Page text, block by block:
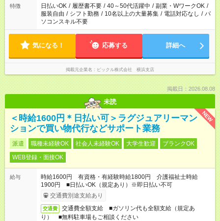
特徴 日払いOK / 履歴書不要 / 40～50代活躍中 / 副業・WワークOK /
服装自由 / シフト勤務 / 10名以上の大量募集 / 電話対応なし / パ
ソコンスキル不要
気になる！ 応募する 詳細へ
掲載元企業名 ピックル株式会社 横浜支店
掲載日：2026.08.08
未読
NEW
＜時給1600円＊日払い可＞ラグジュアリーマン
ションで買い物代行などサポート業務
派遣 職種未経験OK 社会人未経験OK 大学生歓迎
ブランクOK
WEB登録・面接OK
給与
時給1600円 有資格・有経験時給1800円 介護福祉士時給
1900円 ■日払いOK（規定あり）※即日払い不可
交通費別途支給あり
交通費
交通費全額支給 ■ガソリン代も全額支給（規定あ
り） ■無料駐車場もご相談ください